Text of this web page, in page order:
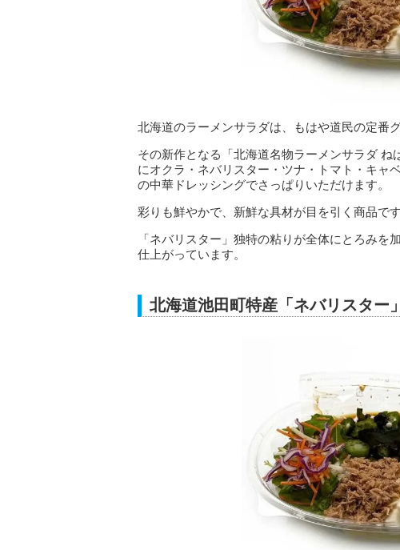
北海道のラーメンサラダは、もはや道民の定番グ
その新作となる「北海道名物ラーメンサラダ
にオクラ・ネバリスター・ツナ・トマト・キャ
の中華ドレッシングでさっぱりいただけます。
彩りも鮮やかで、新鮮な具材が目を引く商品です
「ネバリスター」独特の粘りが全体にとろみ
仕上がっています。
北海道池田町特産「ネバリスター